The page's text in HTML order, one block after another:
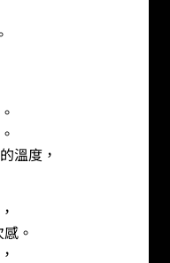
溫度，
。